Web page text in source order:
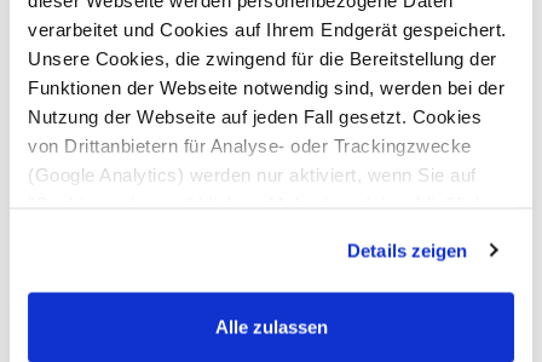
verarbeitet und Cookies auf Ihrem Endgerät gespeichert.
Unsere Cookies, die zwingend für die Bereitstellung der
Funktionen der Webseite notwendig sind, werden bei der
Nutzung der Webseite auf jeden Fall gesetzt. Cookies
von Drittanbietern für Analyse- oder Trackingzwecke
(Google Analytics) werden nur aktiviert, wenn Sie auf
Datenschutzerklärung—
Impressum.
Details zeigen
Alle zulassen
Sie feiern, wir kümmern uns
um den Rest!
Egal ob Weihnachtsfeier, Get-together oder
Preisverleihung – die Anlässe für ein exklusives Dinner
oder einen festlichen Empfang können vielfältig sein.
Hauses liegen dabei auf der Hand: Eine einzigartige
Gestaltungsmöglichkeiten sowie ein professionelles